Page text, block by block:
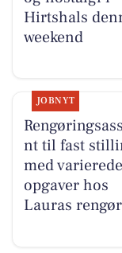
Hirtshals
weekend
JOBNYT
nt til fast
med varierede
opgaver hos
Lauras